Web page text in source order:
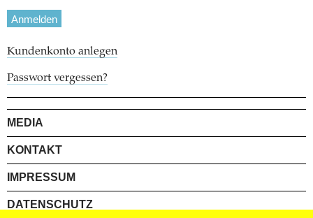
Kundenkonto anlegen
Passwort vergessen?
MEDIA
KONTAKT
IMPRESSUM
DATENSCHUTZ